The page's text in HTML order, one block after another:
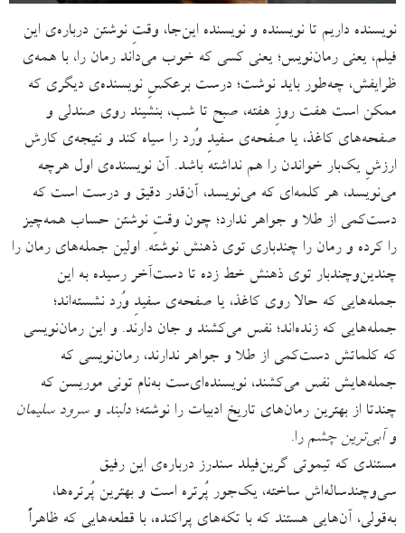
نویسنده داریم تا نویسنده و نویسنده این‌جا،‌ وقتِ نوشتن درباره‌ی این
فیلم، یعنی رمان‌نویس؛ یعنی کسی که خوب می‌داند رمان را، با همه‌ی
ظرایفش، چه‌طور باید نوشت؛ درست برعکسِ نویسنده‌ی دیگری که
ممکن است هفت روزِ هفته، صبح تا شب، بنشیند روی صندلی‌ و
صفحه‌های کاغذ، یا صفحه‌ی سفیدِ وُرد را سیاه کند و نتیجه‌ی کارش
ارزشِ یک‌بار خواندن را هم نداشته باشد. آن نویسنده‌ی اول هرچه
می‌نویسد، هر کلمه‌ای که می‌نویسد، آن‌قدر دقیق و درست است که
دست‌کمی از طلا و جواهر ندارد؛ چون وقتِ نوشتن حساب همه‌چیز
را کرده و رمان را چندباری توی ذهنش نوشته. اولین جمله‌های رمان را
چندین‌وچندبار توی ذهنش خط زده تا دست‌آخر رسیده به این‌
جمله‌هایی که حالا روی کاغذ، یا صفحه‌ی سفیدِ وُرد نشسته‌اند؛
جمله‌هایی که زنده‌اند؛ نفس می‌کشند و جان دارند. و این رمان‌نویسی
که کلماتش دست‌کمی از طلا و جواهر ندارند، رمان‌نویسی که
جمله‌هایش نفس می‌کشند، نویسنده‌ای‌ست به‌نام تونی موریسن که
چندتا از بهترین رمان‌های تاریخ ادبیات را نوشته؛دلبند وسرود سلیمان
وآبی‌ترین چشم را.
مستندی که تیموتی گرین‌فیلد سندرز درباره‌ی این رفیق
سی‌وچندساله‌اش ساخته، یک‌جور پُرتره است و بهترین پُرتره‌ها،
به‌قولی، آن‌هایی هستند که با تکه‌های پراکنده‌، با قطعه‌هایی که ظاهراً